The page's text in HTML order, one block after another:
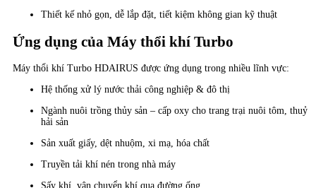
Thiết kế nhỏ gọn, dễ lắp đặt, tiết kiệm không gian kỹ thuật
Ứng dụng của Máy thổi khí Turbo
Máy thổi khí Turbo HDAIRUS được ứng dụng trong nhiều lĩnh vực:
Hệ thống xử lý nước thải công nghiệp & đô thị
Ngành nuôi trồng thủy sản – cấp oxy cho trang trại nuôi tôm, thuỷ
hải sản
Sản xuất giấy, dệt nhuộm, xi mạ, hóa chất
Truyền tải khí nén trong nhà máy
Sấy khí, vận chuyển khí qua đường ống